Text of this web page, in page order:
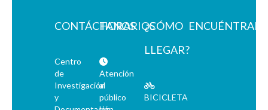
CONTÁCTANOS
Centro
de
Investigación
y
HORARIOS
Atención
al
público
¿CÓMO
LLEGAR?
BICICLETA